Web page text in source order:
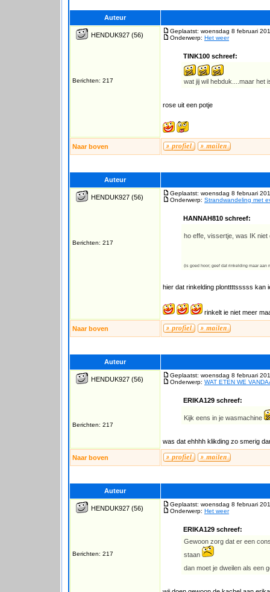
Auteur
HENDUK927 (56)
Berichten: 217
Geplaatst: woensdag 8 februari
Onderwerp: Het weer
TINK100 schreef:
wat jij wil hebduk....maar het
rose uit een potje
Naar boven
Auteur
HENDUK927 (56)
Berichten: 217
Geplaatst: woensdag 8 februari
Onderwerp: Strandwandeling met
HANNAH810 schreef:
ho effe, vissertje, was IK
(is goed hoor; geef dat rinkelding maar aan
hier dat rinkelding plonttttsssss kan
rinkelt ie niet meer
Naar boven
Auteur
HENDUK927 (56)
Berichten: 217
Geplaatst: woensdag 8 februari
Onderwerp: WAT ETEN WE
ERIKA129 schreef:
Kijk eens in je wasmachine
was dat ehhhh klikding zo smerig
Naar boven
Auteur
HENDUK927 (56)
Berichten: 217
Geplaatst: woensdag 8 februari
Onderwerp: Het weer
ERIKA129 schreef:
Gewoon zorg dat er een
staan
dan moet je dweilen als een